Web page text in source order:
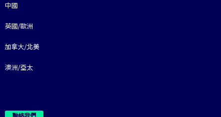
中國
英國/歐洲
加拿大/北美
澳洲/亞太
聯絡我們